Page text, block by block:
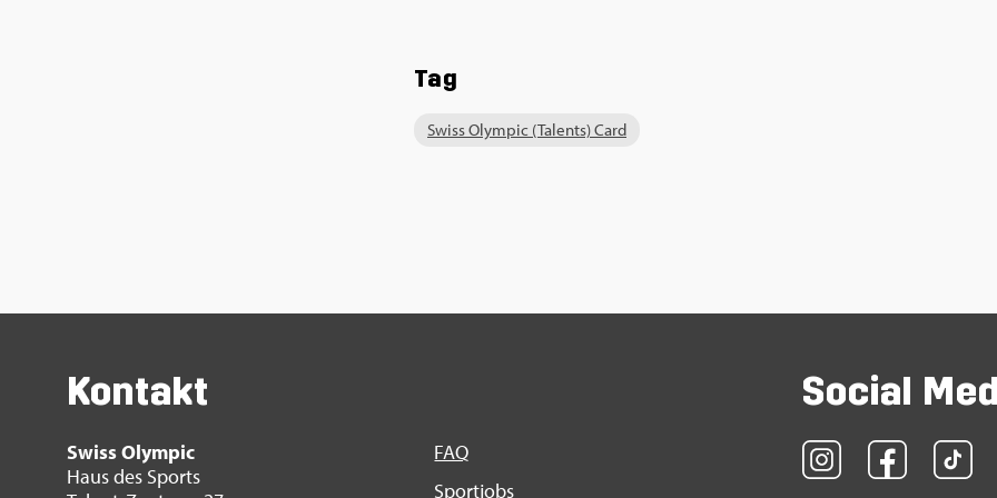
Tag
Swiss Olym­pic (Ta­lents) Card
Kon­takt
Swiss Olym­pic
Haus des Sports
FAQ
Sport­jobs
So­ci­al